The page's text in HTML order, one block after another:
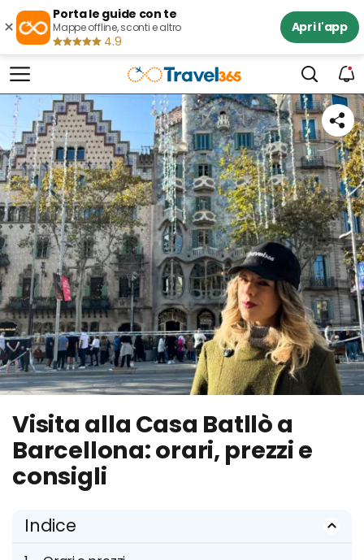
×
Porta le guide con te
Mappe offline, sconti e altro
4.9
Apri l'app
Visita alla Casa Batllò a
Barcellona: orari, prezzi e
consigli
Indice